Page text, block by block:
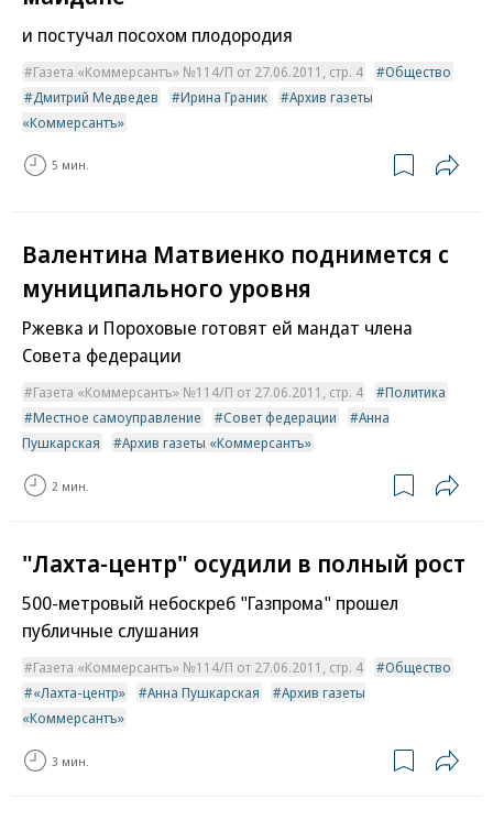
и постучал посохом плодородия
Газета «Коммерсантъ» №114/П от 27.06.2011, стр. 4
Общество
Дмитрий Медведев
Ирина Граник
Архив газеты
«Коммерсантъ»
5 мин.
Валентина Матвиенко поднимется с
муниципального уровня
Ржевка и Пороховые готовят ей мандат члена
Совета федерации
Газета «Коммерсантъ» №114/П от 27.06.2011, стр. 4
Политика
Местное самоуправление
Совет федерации
Анна
Пушкарская
Архив газеты «Коммерсантъ»
2 мин.
"Лахта-центр" осудили в полный рост
500-метровый небоскреб "Газпрома" прошел
публичные слушания
Газета «Коммерсантъ» №114/П от 27.06.2011, стр. 4
Общество
«Лахта-центр»
Анна Пушкарская
Архив газеты
«Коммерсантъ»
3 мин.